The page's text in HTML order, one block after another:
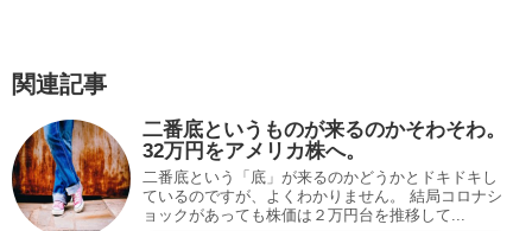
関連記事
二番底というものが来るのかそわそわ。
32万円をアメリカ株へ。
二番底という「底」が来るのかどうかとドキドキし
ているのですが、よくわかりません。 結局コロナシ
ョックがあっても株価は２万円台を推移して...